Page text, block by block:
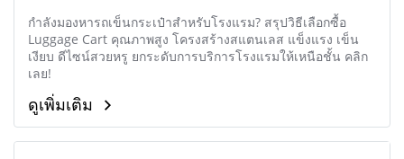
กำลังมองหารถเข็นกระเป๋าสำหรับโรงแรม? สรุปวิธีเลือกซื้อ
Luggage Cart คุณภาพสูง โครงสร้างสแตนเลส แข็งแรง เข็น
เงียบ ดีไซน์สวยหรู ยกระดับการบริการโรงแรมให้เหนือชั้น คลิก
เลย!
ดูเพิ่มเติม